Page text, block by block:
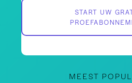
START UW
MEEST